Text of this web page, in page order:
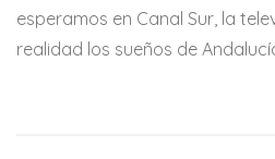
esperamos en Canal Sur, la
realidad los sueños de